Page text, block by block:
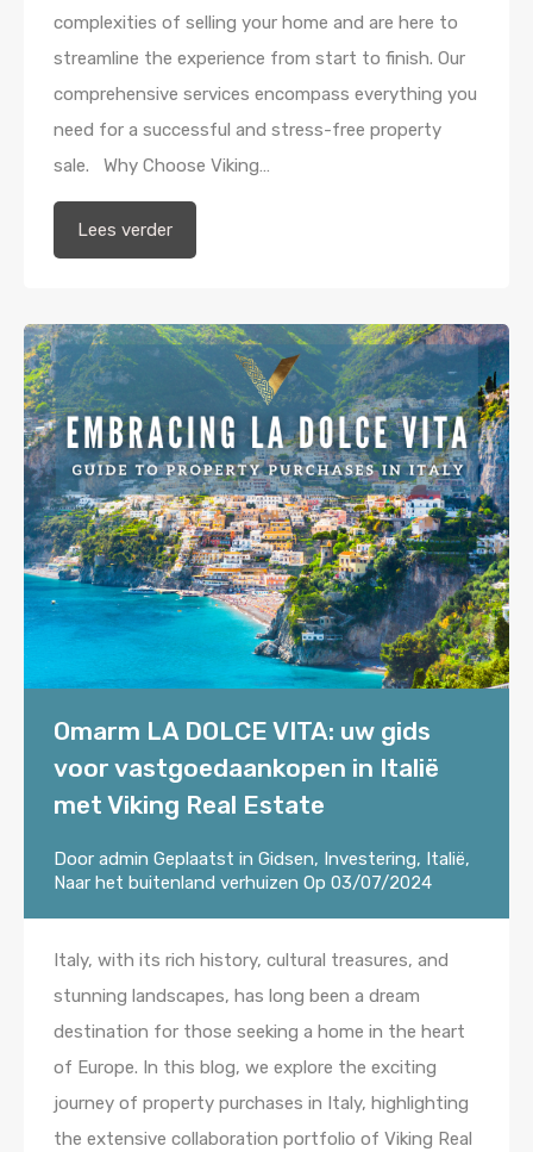
complexities of selling your home and are here to
streamline the experience from start to finish. Our
comprehensive services encompass everything you
need for a successful and stress-free property
sale. Why Choose Viking…
Lees verder
Omarm LA DOLCE VITA: uw gids
voor vastgoedaankopen in Italië
met Viking Real Estate
Door admin Geplaatst in Gidsen, Investering, Italië,
Naar het buitenland verhuizen Op 03/07/2024
Italy, with its rich history, cultural treasures, and
stunning landscapes, has long been a dream
destination for those seeking a home in the heart
of Europe. In this blog, we explore the exciting
journey of property purchases in Italy, highlighting
the extensive collaboration portfolio of Viking Real